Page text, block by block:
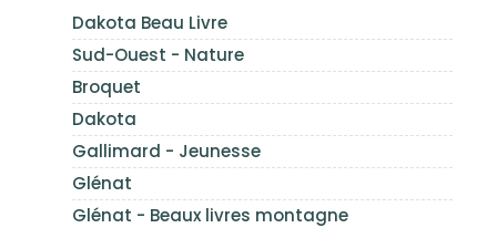
Dakota Beau Livre
Sud-Ouest - Nature
Broquet
Dakota
Gallimard - Jeunesse
Glénat
Glénat - Beaux livres montagne